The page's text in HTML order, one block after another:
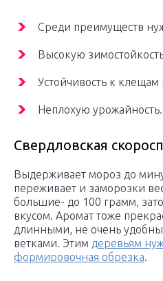
Среди преимуществ
Высокую
Устойчивость к
Неплохую урожайность.
Свердловская
Выдерживает мороз до
переживает и заморозки
большие- до 100 грамм,
вкусом. Аромат тоже
длинными, не очень
ветками. Этим деревьям
формировочная обрезка.